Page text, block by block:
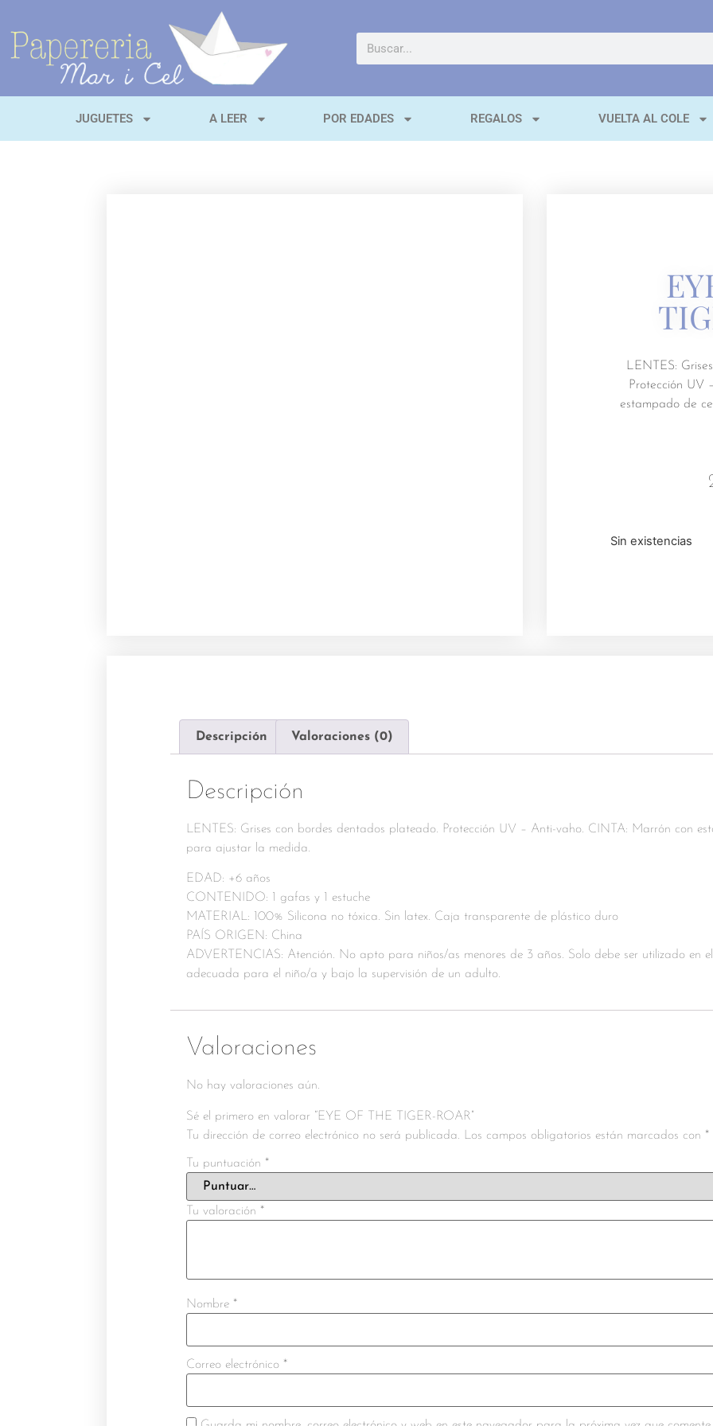
JUGUETES A LEER POR EDADES REGALOS VUELTA AL COLE
LENTES:
Protección UV
estampado de
Sin existencias
Descripción Valoraciones (0)
Descripción
LENTES: Grises con bordes dentados plateado. Protección UV – Anti-vaho. CINTA: Marrón con
para ajustar la medida.
EDAD: +6 años
CONTENIDO: 1 gafas y 1 estuche
MATERIAL: 100% Silicona no tóxica. Sin latex. Caja transparente de plástico duro
PAÍS ORIGEN: China
ADVERTENCIAS: Atención. No apto para niños/as menores de 3 años. Solo debe ser utilizado en
adecuada para el niño/a y bajo la supervisión de un adulto.
Valoraciones
No hay valoraciones aún.
Sé el primero en valorar “EYE OF THE TIGER-ROAR”
Tu dirección de correo electrónico no será publicada. Los campos obligatorios están marcados con *
Tu puntuación *
Tu valoración *
Nombre *
Correo electrónico *